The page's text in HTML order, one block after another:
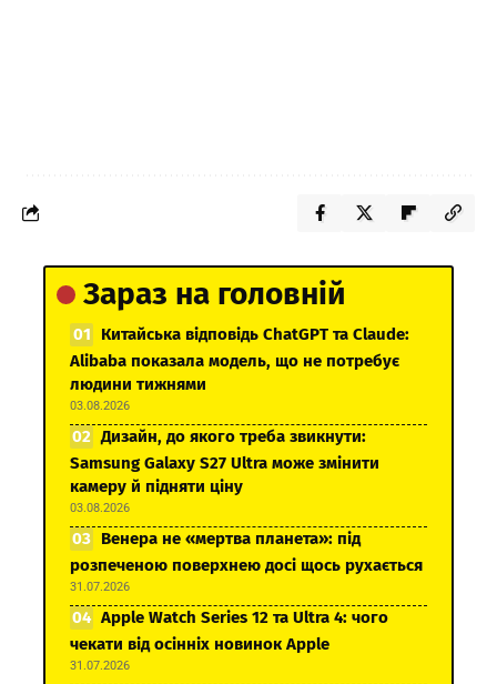
Зараз на головній
Китайська відповідь ChatGPT та Claude:
Alibaba показала модель, що не потребує
людини тижнями
03.08.2026
Дизайн, до якого треба звикнути:
Samsung Galaxy S27 Ultra може змінити
камеру й підняти ціну
03.08.2026
Венера не «мертва планета»: під
розпеченою поверхнею досі щось рухається
31.07.2026
Apple Watch Series 12 та Ultra 4: чого
чекати від осінніх новинок Apple
31.07.2026